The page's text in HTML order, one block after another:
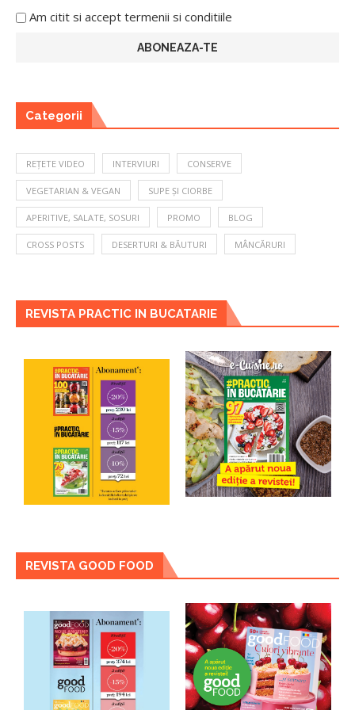
Am citit si accept termenii si conditiile
Categorii
REȚETE VIDEO INTERVIURI CONSERVE
VEGETARIAN & VEGAN SUPE ȘI CIORBE
APERITIVE, SALATE, SOSURI PROMO BLOG
CROSS POSTS DESERTURI & BĂUTURI MÂNCĂRURI
REVISTA PRACTIC IN BUCATARIE
REVISTA GOOD FOOD